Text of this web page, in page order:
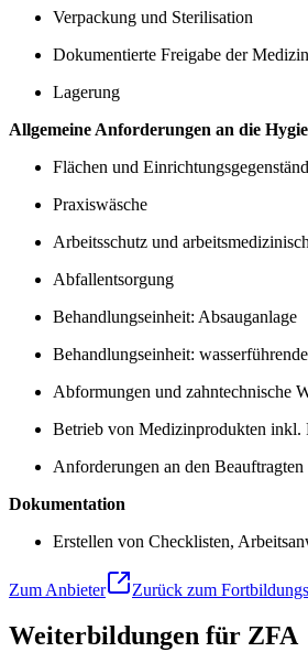
Verpackung und Sterilisation
Dokumentierte Freigabe der
Lagerung
Allgemeine Anforderungen an die
Flächen und
Praxiswäsche
Arbeitsschutz und
Abfallentsorgung
Behandlungseinheit: Absauganlage
Behandlungseinheit:
Abformungen und zahntechnische
Betrieb von Medizinprodukten inkl.
Anforderungen an den
Dokumentation
Erstellen von Checklisten,
Zum Anbieter Zurück zum
Weiterbildungen für ZFA